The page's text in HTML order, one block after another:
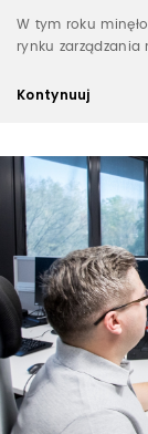
W tym roku
rynku zarządzania
Kontynuuj